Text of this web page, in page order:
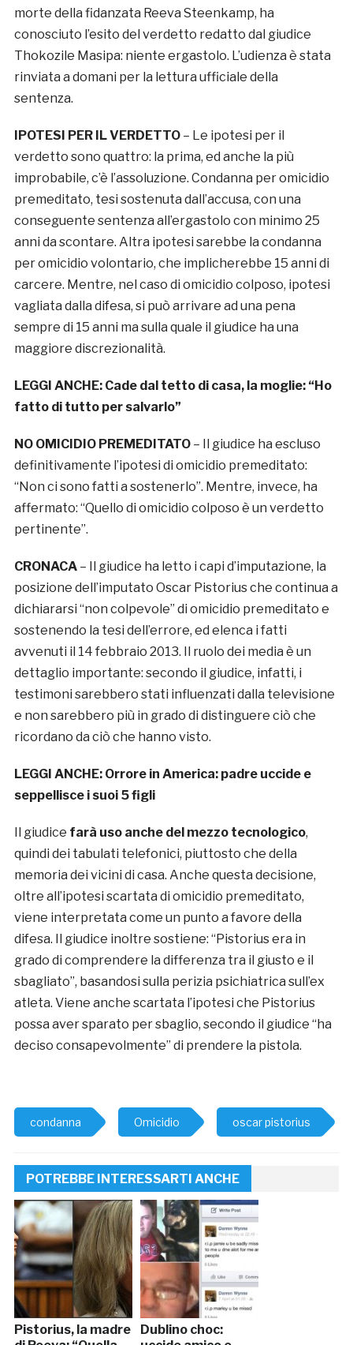
morte della fidanzata Reeva Steenkamp, ha
conosciuto l’esito del verdetto redatto dal giudice
Thokozile Masipa: niente ergastolo. L’udienza è stata
rinviata a domani per la lettura ufficiale della
sentenza.
IPOTESI PER IL VERDETTO– Le ipotesi per il
verdetto sono quattro: la prima, ed anche la più
improbabile, c’è l’assoluzione. Condanna per omicidio
premeditato, tesi sostenuta dall’accusa, con una
conseguente sentenza all’ergastolo con minimo 25
anni da scontare. Altra ipotesi sarebbe la condanna
per omicidio volontario, che implicherebbe 15 anni di
carcere. Mentre, nel caso di omicidio colposo, ipotesi
vagliata dalla difesa, si può arrivare ad una pena
sempre di 15 anni ma sulla quale il giudice ha una
maggiore discrezionalità.
LEGGI ANCHE: Cade dal tetto di casa, la moglie: “Ho
fatto di tutto per salvarlo”
NO OMICIDIO PREMEDITATO– Il giudice ha escluso
definitivamente l’ipotesi di omicidio premeditato:
“Non ci sono fatti a sostenerlo”. Mentre, invece, ha
affermato: “Quello di omicidio colposo è un verdetto
pertinente”.
CRONACA– Il giudice ha letto i capi d’imputazione, la
posizione dell’imputato Oscar Pistorius che continua a
dichiararsi “non colpevole” di omicidio premeditato e
sostenendo la tesi dell’errore, ed elenca i fatti
avvenuti il 14 febbraio 2013. Il ruolo dei media è un
dettaglio importante: secondo il giudice, infatti, i
testimoni sarebbero stati influenzati dalla televisione
e non sarebbero più in grado di distinguere ciò che
ricordano da ciò che hanno visto.
LEGGI ANCHE: Orrore in America: padre uccide e
seppellisce i suoi 5 figli
Il giudice farà uso anche del mezzo tecnologico,
quindi dei tabulati telefonici, piuttosto che della
memoria dei vicini di casa. Anche questa decisione,
oltre all’ipotesi scartata di omicidio premeditato,
viene interpretata come un punto a favore della
difesa. Il giudice inoltre sostiene: “Pistorius era in
grado di comprendere la differenza tra il giusto e il
sbagliato”, basandosi sulla perizia psichiatrica sull’ex
atleta. Viene anche scartata l’ipotesi che Pistorius
possa aver sparato per sbaglio, secondo il giudice “ha
deciso consapevolmente” di prendere la pistola.
condanna Omicidio oscar pistorius
POTREBBE INTERESSARTI ANCHE
Pistorius, la madre
Dublino choc: